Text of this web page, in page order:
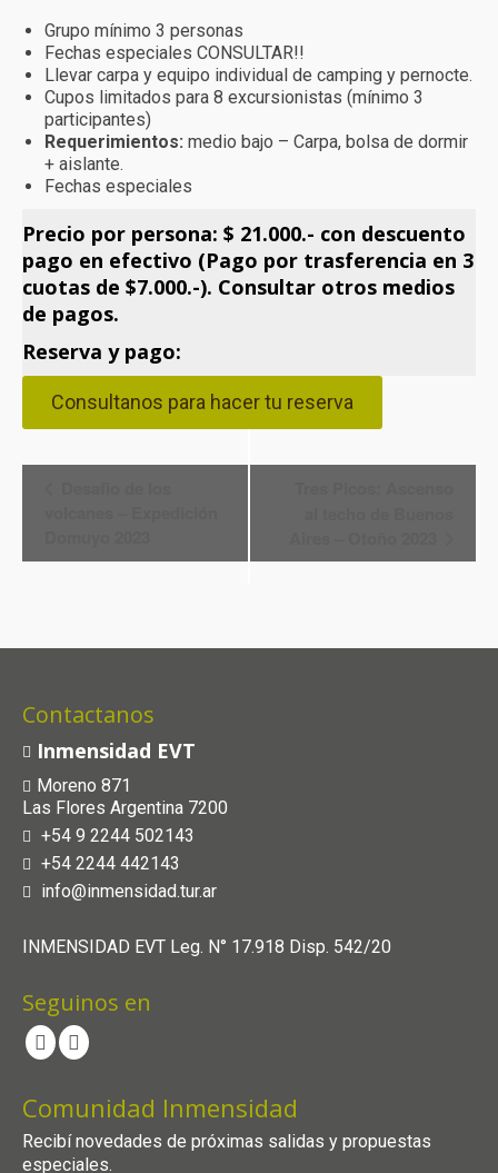
Grupo mínimo 3 personas
Fechas especiales CONSULTAR!!
Llevar carpa y equipo individual de camping y pernocte.
Cupos limitados para 8 excursionistas (mínimo 3
participantes)
Requerimientos: medio bajo – Carpa, bolsa de dormir
+ aislante.
Fechas especiales
Precio por persona: $ 21.000.- con descuento
pago en efectivo (Pago por trasferencia en 3
cuotas de $7.000.-). Consultar otros medios
de pagos.
Reserva y pago:
Consultanos para hacer tu reserva
Evento
Contactanos
Inmensidad EVT
Moreno 871
Las Flores Argentina 7200
+54 9 2244 502143
+54 2244 442143
info@inmensidad.tur.ar
INMENSIDAD EVT Leg. N° 17.918 Disp. 542/20
Seguinos en
Comunidad Inmensidad
Recibí novedades de próximas salidas y propuestas
especiales.